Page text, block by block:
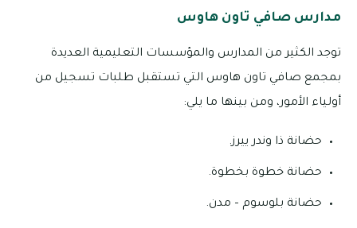
مدارس صافي تاون هاوس
توجد الكثير من المدارس والمؤسسات التعليمية العديدة
بمجمع صافي تاون هاوس التي تستقبل طلبات تسجيل من
أولياء الأمور، ومن بينها ما يلي:
حضانة ذا وندر ييرز.
حضانة خطوة بخطوة.
حضانة بلوسوم – مدن.